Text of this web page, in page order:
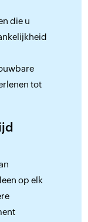
die u
tot
op elk